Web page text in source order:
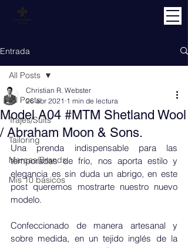
Entrada
All Posts
Trajes/Suits
Tailoring
Marcas/Brands
Mis 10 básicos
All Posts
Model A04 #MTM Shetland Wool
/ Abraham Moon & Sons.
Christian R. Webster
26 abr 2021 1 min de lectura
Una prenda indispensable para las
temporadas de frío, nos aporta estilo y
elegancia es sin duda un abrigo, en este
post queremos mostrarte nuestro nuevo
modelo.
Confeccionado de manera artesanal y
sobre medida, en un tejido inglés de la